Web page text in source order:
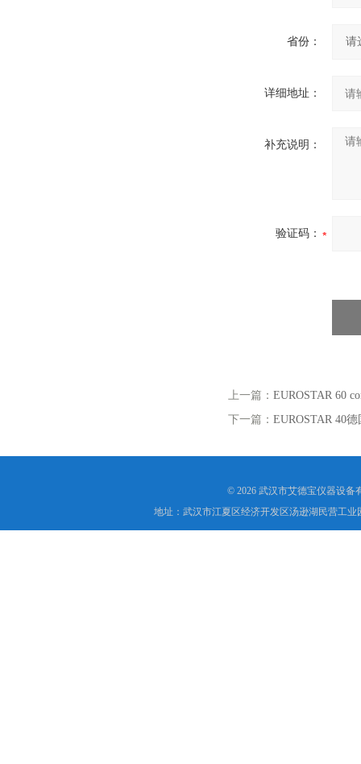
省份：
详细地址：
补充说明：
验证码：
上一篇： EUROSTAR 60
下一篇： EUROSTAR 40
© 2026 武汉市艾德宝仪器设备
地址：武汉市江夏区经济开发区汤逊湖民营工业